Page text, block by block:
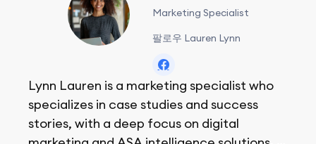
Marketing Specialist
팔로우 Lauren Lynn
Lynn Lauren is a marketing specialist who
specializes in case studies and success
stories, with a deep focus on digital